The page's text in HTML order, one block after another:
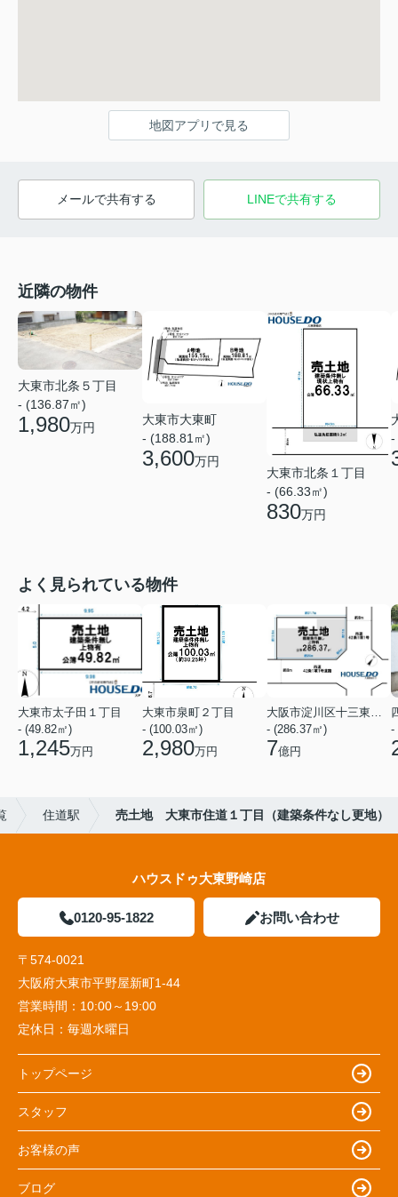
地図アプリで見る
メールで共有する LINEで共有する
近隣の物件
大東市北条５丁目
- (136.87㎡)
1,980万円
大東市大東町
- (188.81㎡)
3,600万円
大東市北条１丁目
- (66.33㎡)
830万円
-
よく見られている物件
大東市太子田１丁目
- (49.82㎡)
1,245万円
大東市泉町２丁目
- (100.03㎡)
2,980万円
大阪市淀川区十三東１丁目
- (286.37㎡)
7億円
-
住道駅 売土地 大東市住道１丁目（建築条件なし更地）
ハウスドゥ大東野崎店
0120-95-1822 お問い合わせ
〒574-0021
大阪府大東市平野屋新町1-44
営業時間： 10:00～19:00
定休日： 毎週水曜日
トップページ
スタッフ
お客様の声
ブログ